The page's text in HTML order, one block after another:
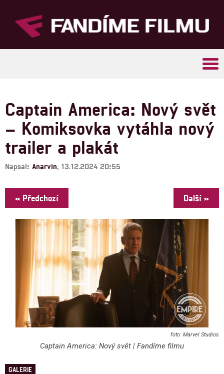
Captain America: Nový svět
– Komiksovka vytáhla nový
trailer a plakát
Napsal: Anarvin, 13.12.2024 20:55
« Předchozí Další »
Marvel Studios
Captain America: Nový svět | Fandíme filmu
GALERIE